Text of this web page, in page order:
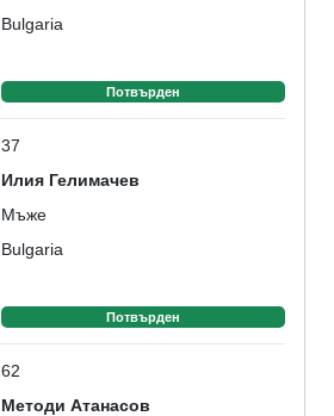
Bulgaria
Потвърден
37
Илия Гелимачев
Мъже
Bulgaria
Потвърден
62
Методи Атанасов